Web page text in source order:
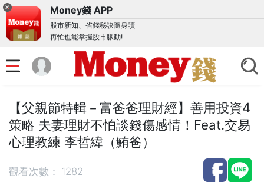
Money錢 APP
股市新知、省錢秘訣隨身讀
再忙也能掌握股市脈動!
【父親節特輯－富爸爸理財經】善用投資4
策略 夫妻理財不怕談錢傷感情！Feat.交易
心理教練 李哲緯（鮪爸）
觀看次數： 1282